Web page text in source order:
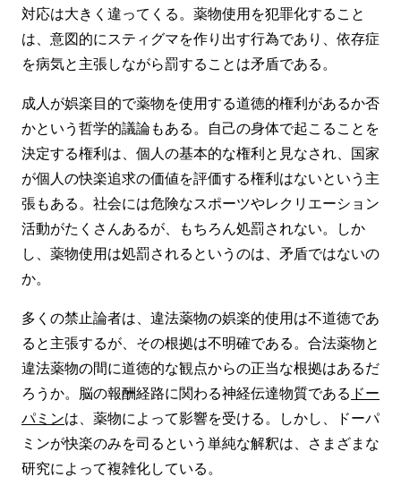
対応は大きく違ってくる。薬物使用を犯罪化すること
は、意図的にスティグマを作り出す行為であり、依存症
を病気と主張しながら罰することは矛盾である。
成人が娯楽目的で薬物を使用する道徳的権利があるか否
かという哲学的議論もある。自己の身体で起こることを
決定する権利は、個人の基本的な権利と見なされ、国家
が個人の快楽追求の価値を評価する権利はないという主
張もある。社会には危険なスポーツやレクリエーション
活動がたくさんあるが、もちろん処罰されない。しか
し、薬物使用は処罰されるというのは、矛盾ではないの
か。
多くの禁止論者は、違法薬物の娯楽的使用は不道徳であ
ると主張するが、その根拠は不明確である。合法薬物と
違法薬物の間に道徳的な観点からの正当な根拠はあるだ
ろうか。脳の報酬経路に関わる神経伝達物質である ドー
パミンは、薬物によって影響を受ける。しかし、ドーパ
ミンが快楽のみを司るという単純な解釈は、さまざまな
研究によって複雑化している。